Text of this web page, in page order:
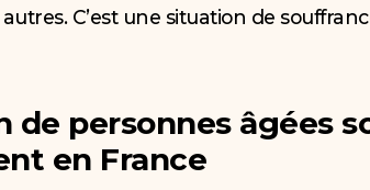
C’est une situation de
de personnes âgées
en France